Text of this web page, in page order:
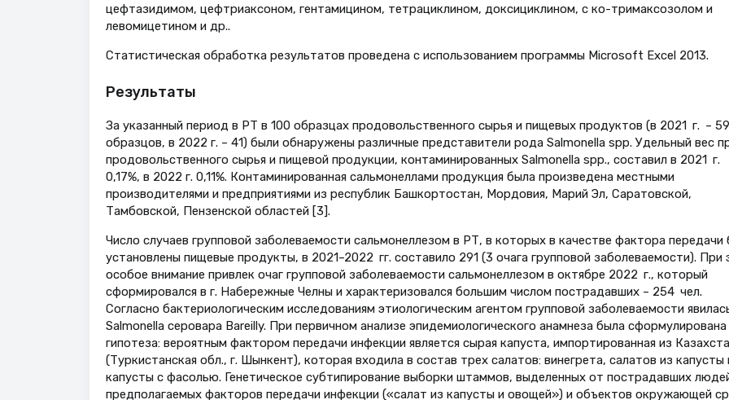
цефтазидимом, цефтриаксоном, гентамицином, тетрациклином, доксициклином, с ко-тримаксозолом и
левомицетином и др..
Статистическая обработка результатов проведена с использованием программы Microsoft Excel 2013.
Результаты
За указанный период в РТ в 100 образцах продовольственного сырья и пищевых продуктов (в 2021 г. – 59
образцов, в 2022 г. – 41) были обнаружены различные представители рода Salmonella spp. Удельный вес
продовольственного сырья и пищевой продукции, контаминированных Salmonella spp., составил в 2021 г.
0,17%, в 2022 г. 0,11%. Контаминированная сальмонеллами продукция была произведена местными
производителями и предприятиями из республик Башкортостан, Мордовия, Марий Эл, Саратовской,
Тамбовской, Пензенской областей [3].
Число случаев групповой заболеваемости сальмонеллезом в РТ, в которых в качестве фактора передачи
установлены пищевые продукты, в 2021–2022 гг. составило 291 (3 очага групповой заболеваемости). При
особое внимание привлек очаг групповой заболеваемости сальмонеллезом в октябре 2022 г., который
сформировался в г. Набережные Челны и характеризовался большим числом пострадавших – 254 чел.
Согласно бактериологическим исследованиям этио­логическим агентом групповой заболеваемости
Salmonella серовара Bareilly. При первичном анализе эпидемиологического анамнеза была сформулирована
гипотеза: вероятным фактором передачи инфекции является сырая капуста, импортированная из
(Туркистанская обл., г. Шынкент), которая входила в состав трех салатов: винегрета, салатов из капусты
капусты с фасолью. Генетическое субтипирование выборки штаммов, выделенных от пострадавших
предполагаемых факторов передачи инфекции («салат из капусты и овощей») и объектов окружающей